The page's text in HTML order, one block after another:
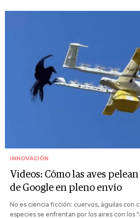
INNOVACIÓN
Videos: Cómo las aves
de Google en pleno envío
No es ciencia ficción: cuervos, águilas con
especies se enfrentan por los aires con los